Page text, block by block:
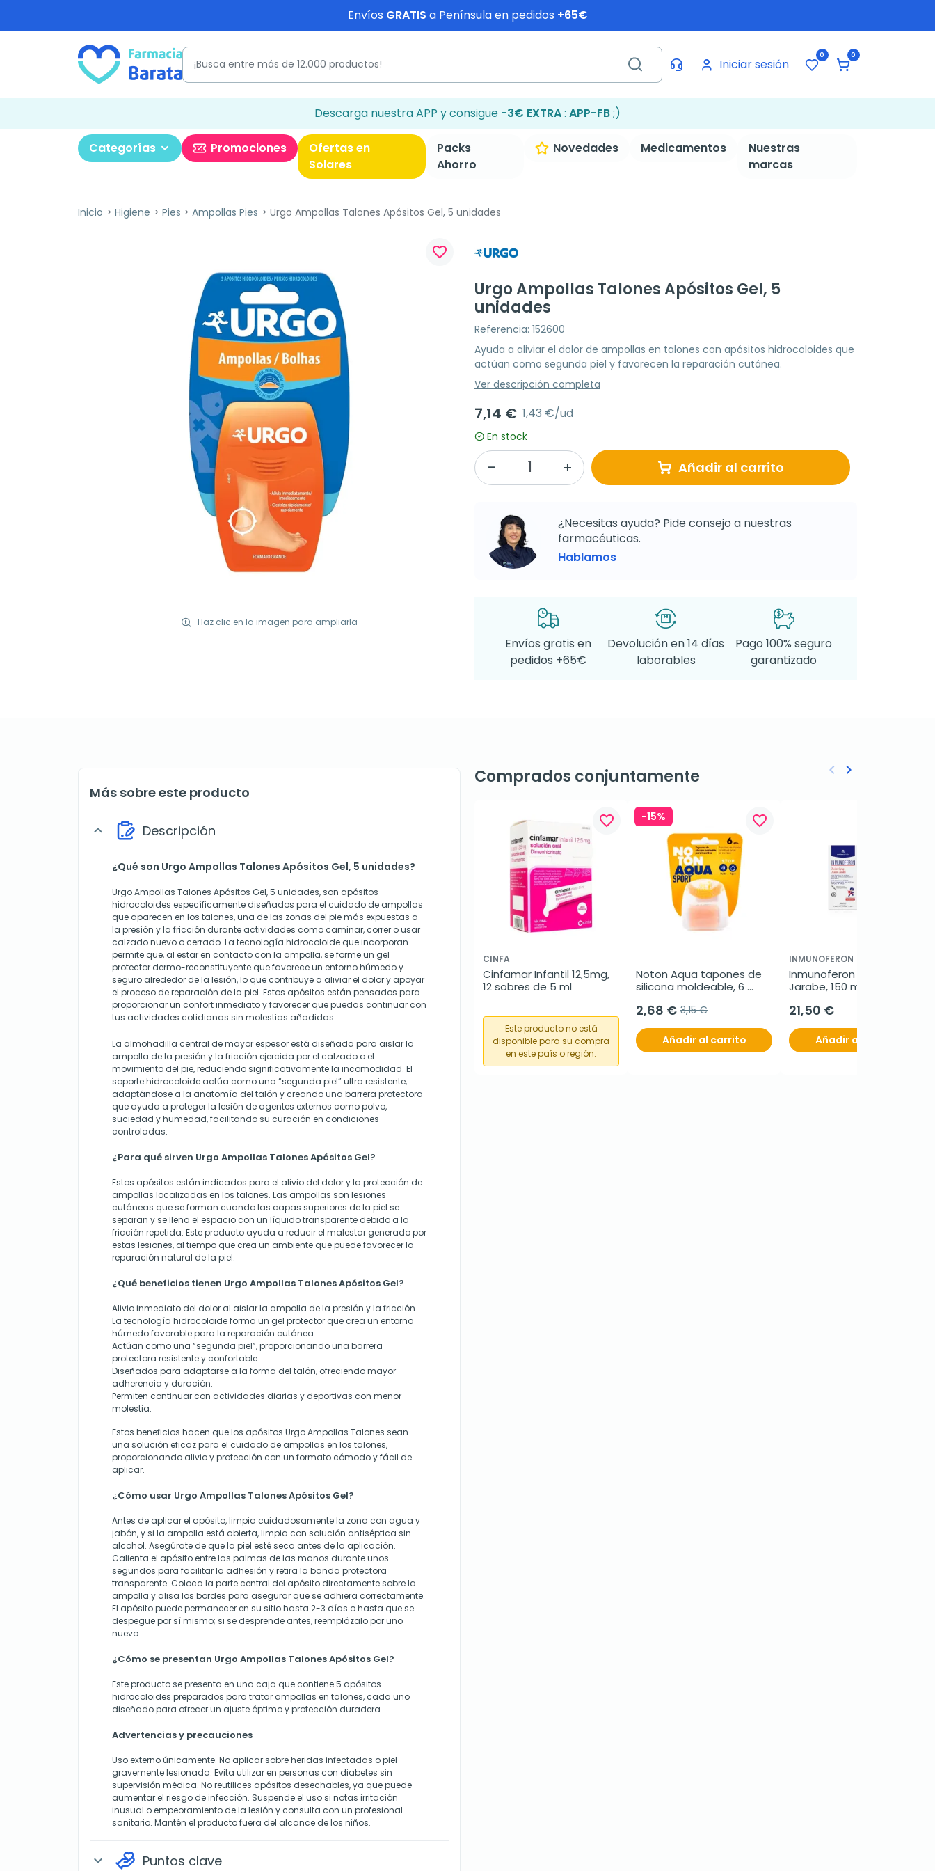
Envíos GRATIS a Península en pedidos +65€
Iniciar sesión
0 0
Descarga nuestra APP y consigue -3€ EXTRA: APP-FB;)
Categorías Promociones
Ofertas en
Solares
Packs
Ahorro
Novedades Medicamentos
Nuestras
marcas
Inicio Higiene Pies Ampollas Pies Urgo Ampollas Talones Apósitos Gel, 5 unidades
Haz clic en la imagen para ampliarla
favorite_border
Urgo Ampollas Talones Apósitos Gel, 5
unidades
Referencia: 152600
Ayuda a aliviar el dolor de ampollas en talones con apósitos hidrocoloides que
actúan como segunda piel y favorecen la reparación cutánea.
Ver descripción completa
7,14 € 1,43 €/ud
En stock
Añadir al carrito
¿Necesitas ayuda? Pide consejo a nuestras
farmacéuticas.
Hablamos
Envíos gratis en
pedidos +65€
Devolución en 14 días
laborables
Pago 100% seguro
garantizado
Más sobre este producto
expand_more Descripción
¿Qué son Urgo Ampollas Talones Apósitos Gel, 5 unidades?
Urgo Ampollas Talones Apósitos Gel, 5 unidades, son apósitos
hidrocoloides específicamente diseñados para el cuidado de ampollas
que aparecen en los talones, una de las zonas del pie más expuestas a
la presión y la fricción durante actividades como caminar, correr o usar
calzado nuevo o cerrado. La tecnología hidrocoloide que incorporan
permite que, al estar en contacto con la ampolla, se forme un gel
protector dermo-reconstituyente que favorece un entorno húmedo y
seguro alrededor de la lesión, lo que contribuye a aliviar el dolor y apoyar
el proceso de reparación de la piel. Estos apósitos están pensados para
proporcionar un confort inmediato y favorecer que puedas continuar con
tus actividades cotidianas sin molestias añadidas.
La almohadilla central de mayor espesor está diseñada para aislar la
ampolla de la presión y la fricción ejercida por el calzado o el
movimiento del pie, reduciendo significativamente la incomodidad. El
soporte hidrocoloide actúa como una “segunda piel” ultra resistente,
adaptándose a la anatomía del talón y creando una barrera protectora
que ayuda a proteger la lesión de agentes externos como polvo,
suciedad y humedad, facilitando su curación en condiciones
controladas.
¿Para qué sirven Urgo Ampollas Talones Apósitos Gel?
Estos apósitos están indicados para el alivio del dolor y la protección de
ampollas localizadas en los talones. Las ampollas son lesiones
cutáneas que se forman cuando las capas superiores de la piel se
separan y se llena el espacio con un líquido transparente debido a la
fricción repetida. Este producto ayuda a reducir el malestar generado por
estas lesiones, al tiempo que crea un ambiente que puede favorecer la
reparación natural de la piel.
¿Qué beneficios tienen Urgo Ampollas Talones Apósitos Gel?
Alivio inmediato del dolor al aislar la ampolla de la presión y la fricción.
La tecnología hidrocoloide forma un gel protector que crea un entorno
húmedo favorable para la reparación cutánea.
Actúan como una “segunda piel”, proporcionando una barrera
protectora resistente y confortable.
Diseñados para adaptarse a la forma del talón, ofreciendo mayor
adherencia y duración.
Permiten continuar con actividades diarias y deportivas con menor
molestia.
Estos beneficios hacen que los apósitos Urgo Ampollas Talones sean
una solución eficaz para el cuidado de ampollas en los talones,
proporcionando alivio y protección con un formato cómodo y fácil de
aplicar.
¿Cómo usar Urgo Ampollas Talones Apósitos Gel?
Antes de aplicar el apósito, limpia cuidadosamente la zona con agua y
jabón, y si la ampolla está abierta, limpia con solución antiséptica sin
alcohol. Asegúrate de que la piel esté seca antes de la aplicación.
Calienta el apósito entre las palmas de las manos durante unos
segundos para facilitar la adhesión y retira la banda protectora
transparente. Coloca la parte central del apósito directamente sobre la
ampolla y alisa los bordes para asegurar que se adhiera correctamente.
El apósito puede permanecer en su sitio hasta 2-3 días o hasta que se
despegue por sí mismo; si se desprende antes, reemplázalo por uno
nuevo.
¿Cómo se presentan Urgo Ampollas Talones Apósitos Gel?
Este producto se presenta en una caja que contiene 5 apósitos
hidrocoloides preparados para tratar ampollas en talones, cada uno
diseñado para ofrecer un ajuste óptimo y protección duradera.
Advertencias y precauciones
Uso externo únicamente. No aplicar sobre heridas infectadas o piel
gravemente lesionada. Evita utilizar en personas con diabetes sin
supervisión médica. No reutilices apósitos desechables, ya que puede
aumentar el riesgo de infección. Suspende el uso si notas irritación
inusual o empeoramiento de la lesión y consulta con un profesional
sanitario. Mantén el producto fuera del alcance de los niños.
expand_more Puntos clave
Comprados conjuntamente
favorite_border
CINFA
Cinfamar Infantil 12,5mg,
12 sobres de 5 ml
Este producto no está
disponible para su compra
en este país o región.
-15% favorite_border
Noton Aqua tapones de
silicona moldeable, 6
2,68 € 3,15 €
Añadir al carrito
INMUNOFERON
Inmunoferon Junior
Jarabe, 150 ml
21,50 €
Añadir al carrito
Anterior
keyboard_arrow_left Siguiente
keyboard_arrow_right